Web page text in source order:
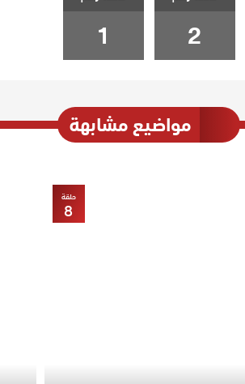
2
1
مواضيع مشابهة
حلقة
8